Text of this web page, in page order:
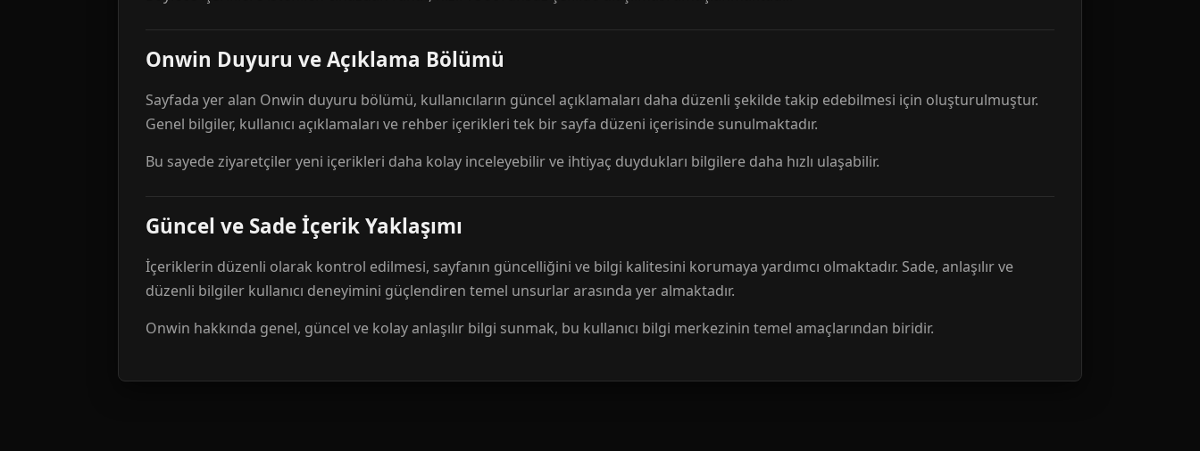
Onwin Duyuru ve Açıklama Bölümü
Sayfada yer alan Onwin duyuru bölümü, kullanıcıların güncel açıklamaları daha düzenli şekilde takip edebilmesi için oluşturulmuştur.
Genel bilgiler, kullanıcı açıklamaları ve rehber içerikleri tek bir sayfa düzeni içerisinde sunulmaktadır.
Bu sayede ziyaretçiler yeni içerikleri daha kolay inceleyebilir ve ihtiyaç duydukları bilgilere daha hızlı ulaşabilir.
Güncel ve Sade İçerik Yaklaşımı
İçeriklerin düzenli olarak kontrol edilmesi, sayfanın güncelliğini ve bilgi kalitesini korumaya yardımcı olmaktadır. Sade, anlaşılır ve
düzenli bilgiler kullanıcı deneyimini güçlendiren temel unsurlar arasında yer almaktadır.
Onwin hakkında genel, güncel ve kolay anlaşılır bilgi sunmak, bu kullanıcı bilgi merkezinin temel amaçlarından biridir.